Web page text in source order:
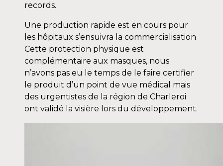
records.
Une production rapide est en cours pour
les hôpitaux s’ensuivra la commercialisation
Cette protection physique est
complémentaire aux masques, nous
n’avons pas eu le temps de le faire certifier
le produit d’un point de vue médical mais
des urgentistes de la région de Charleroi
ont validé la visière lors du développement.